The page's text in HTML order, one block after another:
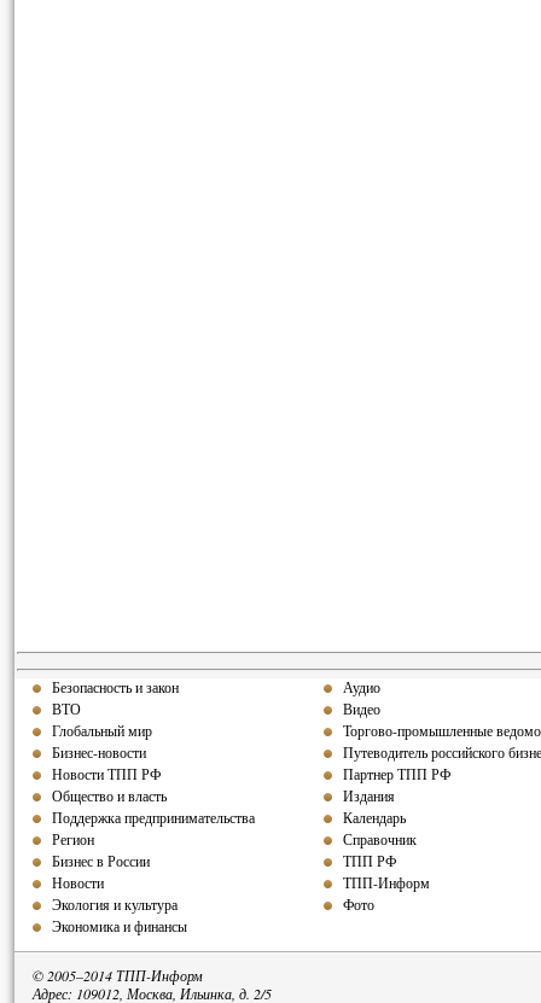
Безопасность и закон
ВТО
Глобальный мир
Бизнес-новости
Новости ТПП РФ
Общество и власть
Поддержка предпринимательства
Регион
Бизнес в России
Новости
Экология и культура
Экономика и финансы
Аудио
Видео
Торгово-промышленные
Путеводитель российского
Партнер ТПП РФ
Издания
Календарь
Справочник
ТПП РФ
ТПП-Информ
Фото
© 2005–2014 ТПП-Информ
Адрес: 109012, Москва, Ильинка, д. 2/5